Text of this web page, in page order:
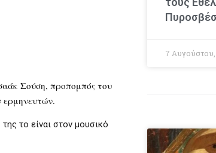
Σούση, προπομπός του
ερμηνευτών.
το είναι στον μουσικό
7 Αυγούστου,